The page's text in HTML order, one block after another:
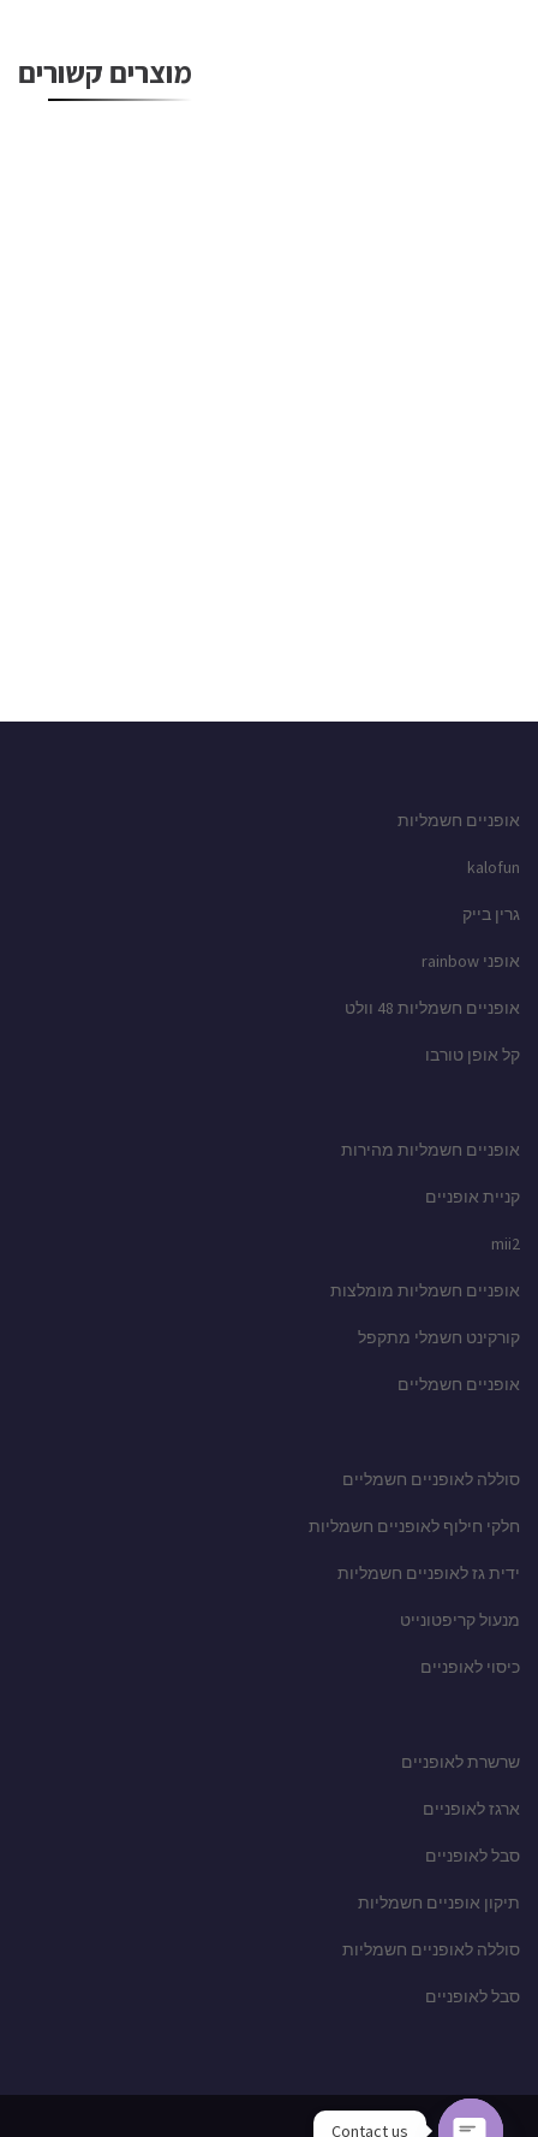
מוצרים קשורים
אופניים חשמליות
kalofun
גרין בייק
אופני rainbow
אופניים חשמליות 48 וולט
קל אופן טורבו
אופניים חשמליות מהירות
קניית אופניים
mii2
אופניים חשמליות מומלצות
קורקינט חשמלי מתקפל
אופניים חשמליים
סוללה לאופניים חשמליים
חלקי חילוף לאופניים חשמליות
ידית גז לאופניים חשמליות
מנעול קריפטונייט
כיסוי לאופניים
שרשרת לאופניים
ארגז לאופניים
סבל לאופניים
תיקון אופניים חשמליות
סוללה לאופניים חשמליות
סבל לאופניים
Contact us